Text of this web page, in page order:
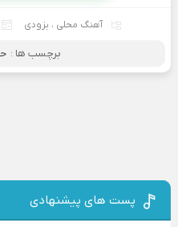
آهنگ محلی ، بزودی
برچسب ها :
پست های پیشنهادی